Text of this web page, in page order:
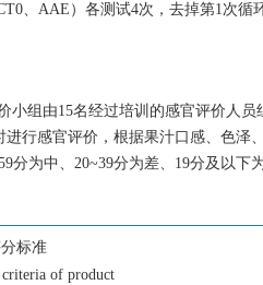
、AAE）各测试4次，去掉第1次循
小组由15名经过培训的感官评价人
行感官评价，根据果汁口感、色泽
分为中、20~39分为差、19分及以下
标准
criteria of product